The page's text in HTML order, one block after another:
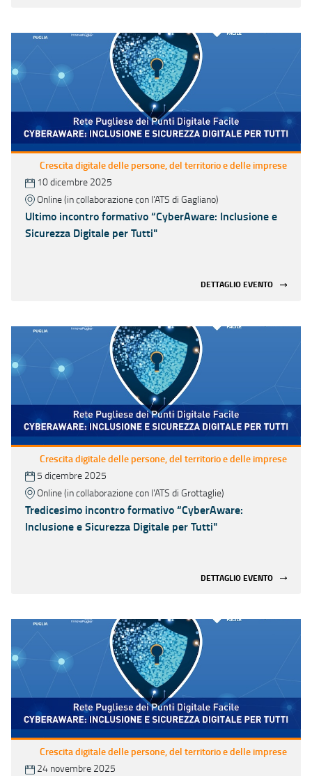
Crescita digitale delle persone, del territorio e delle imprese
10 dicembre 2025
Online (in collaborazione con l'ATS di Gagliano)
Ultimo incontro formativo “CyberAware: Inclusione e
Sicurezza Digitale per Tutti"
DETTAGLIO EVENTO
Crescita digitale delle persone, del territorio e delle imprese
5 dicembre 2025
Online (in collaborazione con l'ATS di Grottaglie)
Tredicesimo incontro formativo “CyberAware:
Inclusione e Sicurezza Digitale per Tutti"
DETTAGLIO EVENTO
Crescita digitale delle persone, del territorio e delle imprese
24 novembre 2025